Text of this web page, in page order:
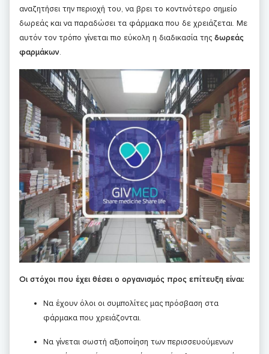
αναζητήσει την περιοχή του, να βρει το κοντινότερο σημείο
δωρεάς και να παραδώσει τα φάρμακα που δε χρειάζεται. Με
αυτόν τον τρόπο γίνεται πιο εύκολη η διαδικασία της δωρεάς
φαρμάκων.
Οι στόχοι που έχει θέσει ο οργανισμός προς επίτευξη είναι:
Να έχουν όλοι οι συμπολίτες μας πρόσβαση στα
φάρμακα που χρειάζονται.
Να γίνεται σωστή αξιοποίηση των περισσευούμενων